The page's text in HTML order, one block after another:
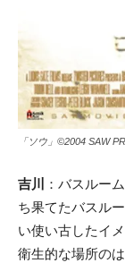
「ソウ」©2004 SAW
吉川
：バスルー
ち果てたバスル
い使い古したイ
衛生的な場所の